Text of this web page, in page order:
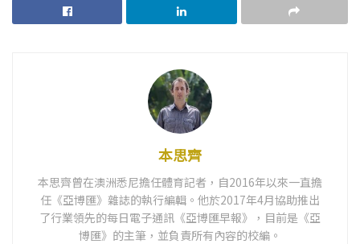
本思齊
本思齊曾在澳洲悉尼擔任體育記者，自2016年以來一直擔
任《亞博匯》雜誌的執行編輯。他於2017年4月協助推出
了行業領先的每日電子通訊《亞博匯早報》，目前是《亞
博匯》的主筆，並負責所有內容的校編。